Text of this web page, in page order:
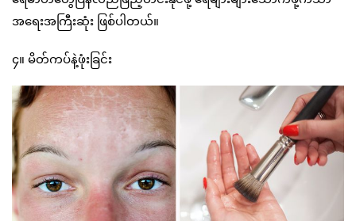
အရေးအကြီးဆုံး ဖြစ်ပါတယ်။
၄။ မိတ်ကပ်နဲ့ဖုံးခြင်း